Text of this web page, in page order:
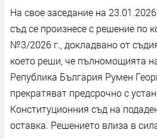
На свое заседание на
съд се произнесе с решение по
№3/2026 г., докладвано от
което реши, че пълномощията
Република България Румен
прекратяват предсрочно с
Конституционния съд на
оставка. Решението влиза в